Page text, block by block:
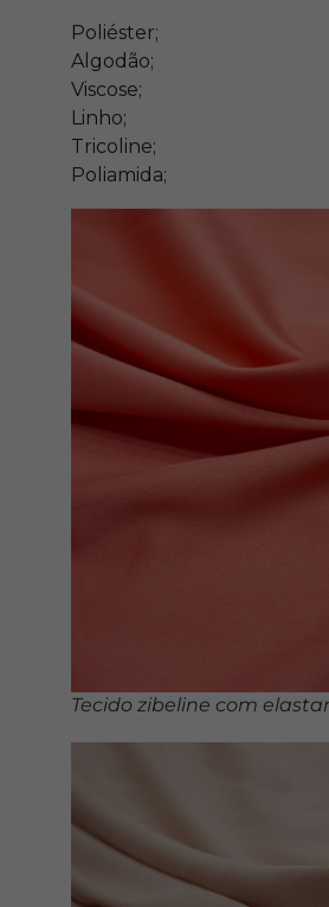
Poliéster;
Algodão;
Viscose;
Linho;
Tricoline;
Poliamida;
Tecido zibeline com